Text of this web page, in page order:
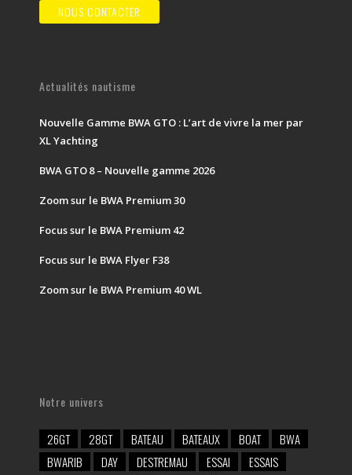
NOUS CONTACTER
Actualités nautisme
Nouvelle Gamme BWA GTO : L’art de vivre la mer par
XL Yachting
BWA GTO 8 – Nouvelle gamme 2026
Zoom sur le BWA Premium 30
Focus sur le BWA Premium 42
Focus sur le BWA Flyer F38
Zoom sur le BWA Premium 40 WL
Notre univers
26GT 28GT BATEAU BATEAUX BOAT
BWA
BWARIB
DAY DESTREMAU ESSAI
ESSAIS